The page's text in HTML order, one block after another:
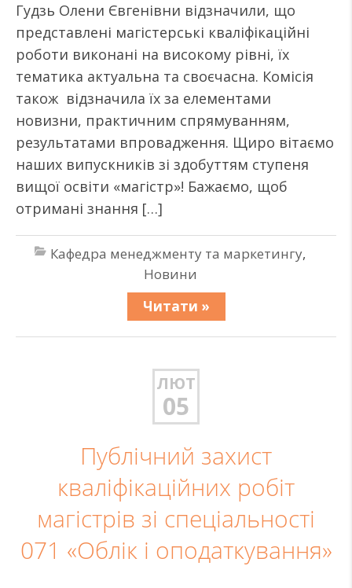
Гудзь Олени Євгенівни відзначили, що
представлені магістерські кваліфікаційні
роботи виконані на високому рівні, їх
тематика актуальна та своєчасна. Комісія
також відзначила їх за елементами
новизни, практичним спрямуванням,
результатами впровадження. Щиро вітаємо
наших випускників зі здобуттям ступеня
вищої освіти «магістр»! Бажаємо, щоб
отримані знання […]
Кафедра менеджменту та маркетингу,
Новини
Читати »
ЛЮТ
05
Публічний захист
кваліфікаційних робіт
магістрів зі спеціальності
071 «Облік і оподаткування»